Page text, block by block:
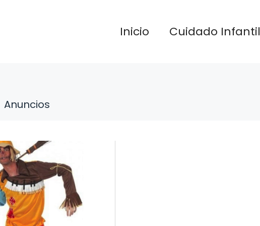
Inicio Cuidado Infantil
Anuncios